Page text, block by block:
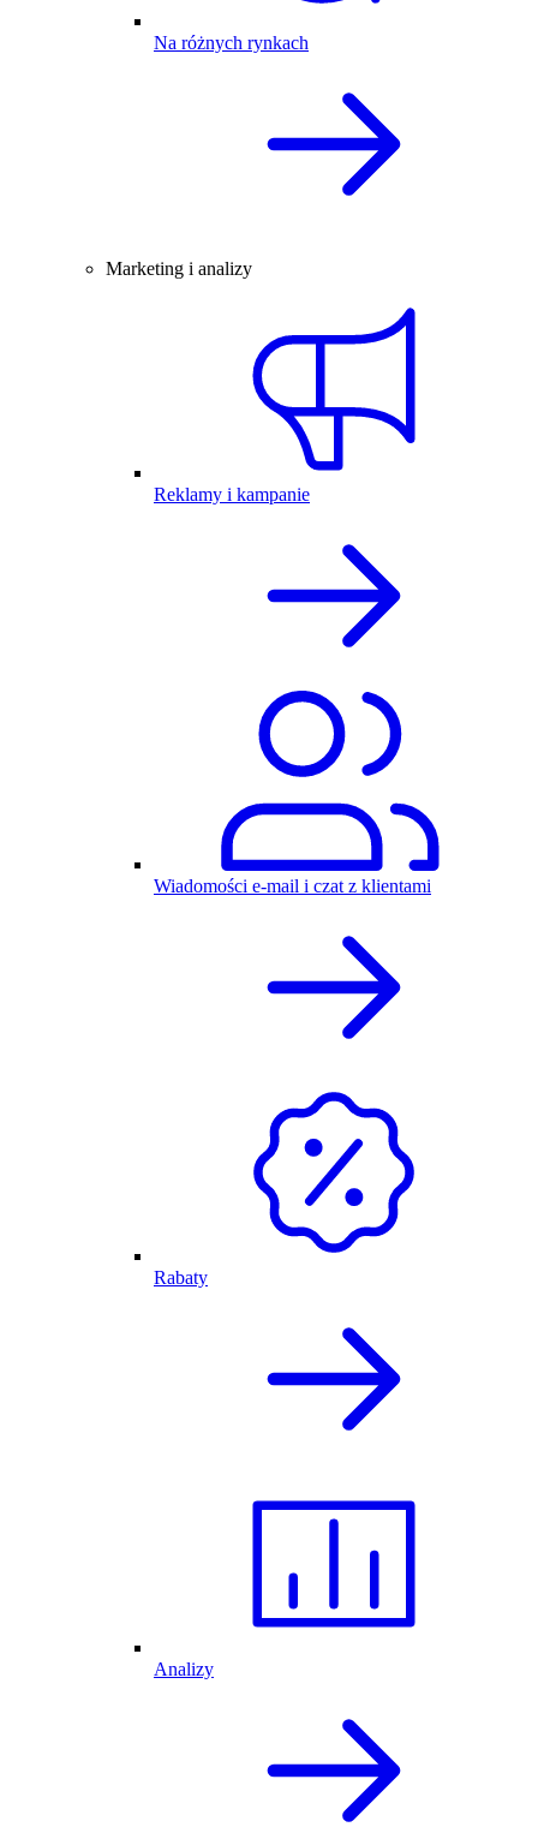
Na różnych rynkach
Marketing i analizy
Reklamy i kampanie
Wiadomości e-mail i czat z klientami
Rabaty
Analizy